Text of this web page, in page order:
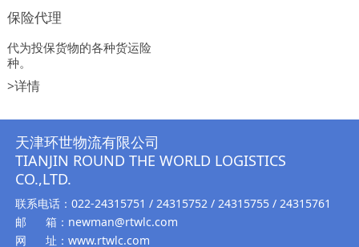
保险代理
代为投保货物的各种货运险
种。
>详情
天津环世物流有限公司
TIANJIN ROUND THE WORLD LOGISTICS
CO.,LTD.
联系电话：022-24315751 / 24315752 / 24315755 / 24315761
邮 箱：newman@rtwlc.com
网 址：www.rtwlc.com